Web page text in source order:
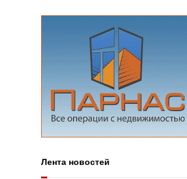
Лента новостей